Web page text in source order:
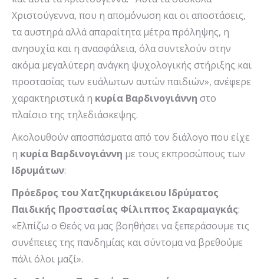
Χριστούγεννα, που η απομόνωση και οι αποστάσεις,
τα αυστηρά αλλά απαραίτητα μέτρα πρόληψης, η
ανησυχία και η ανασφάλεια, όλα συντελούν στην
ακόμα μεγαλύτερη ανάγκη ψυχολογικής στήριξης και
προστασίας των ευάλωτων αυτών παιδιών», ανέφερε
χαρακτηριστικά η κυρία Βαρδινογιάννη στο
πλαίσιο της τηλεδιάσκεψης.
Ακολουθούν αποσπάσματα από τον διάλογο που είχε
η κυρία Βαρδινογιάννη με τους εκπροσώπους των
Ιδρυμάτων:
Πρόεδρος του Χατζηκυριάκειου Ιδρύματος
Παιδικής Προστασίας Φίλιππος Σκαραμαγκάς:
«Ελπίζω ο Θεός να μας βοηθήσει να ξεπεράσουμε τις
συνέπειες της πανδημίας και σύντομα να βρεθούμε
πάλι όλοι μαζί».